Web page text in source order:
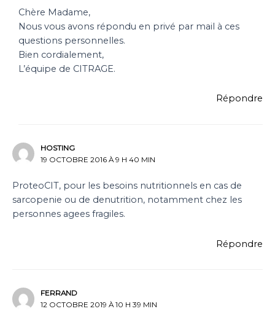
Chère Madame,
Nous vous avons répondu en privé par mail à ces
questions personnelles.
Bien cordialement,
L’équipe de CITRAGE.
Répondre
HOSTING
19 OCTOBRE 2016 À 9 H 40 MIN
ProteoCIT, pour les besoins nutritionnels en cas de
sarcopenie ou de denutrition, notamment chez les
personnes agees fragiles.
Répondre
FERRAND
12 OCTOBRE 2019 À 10 H 39 MIN